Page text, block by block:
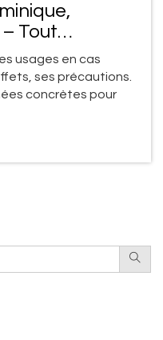
Tout
usages
usages en cas
ses précautions.
concrètes pour